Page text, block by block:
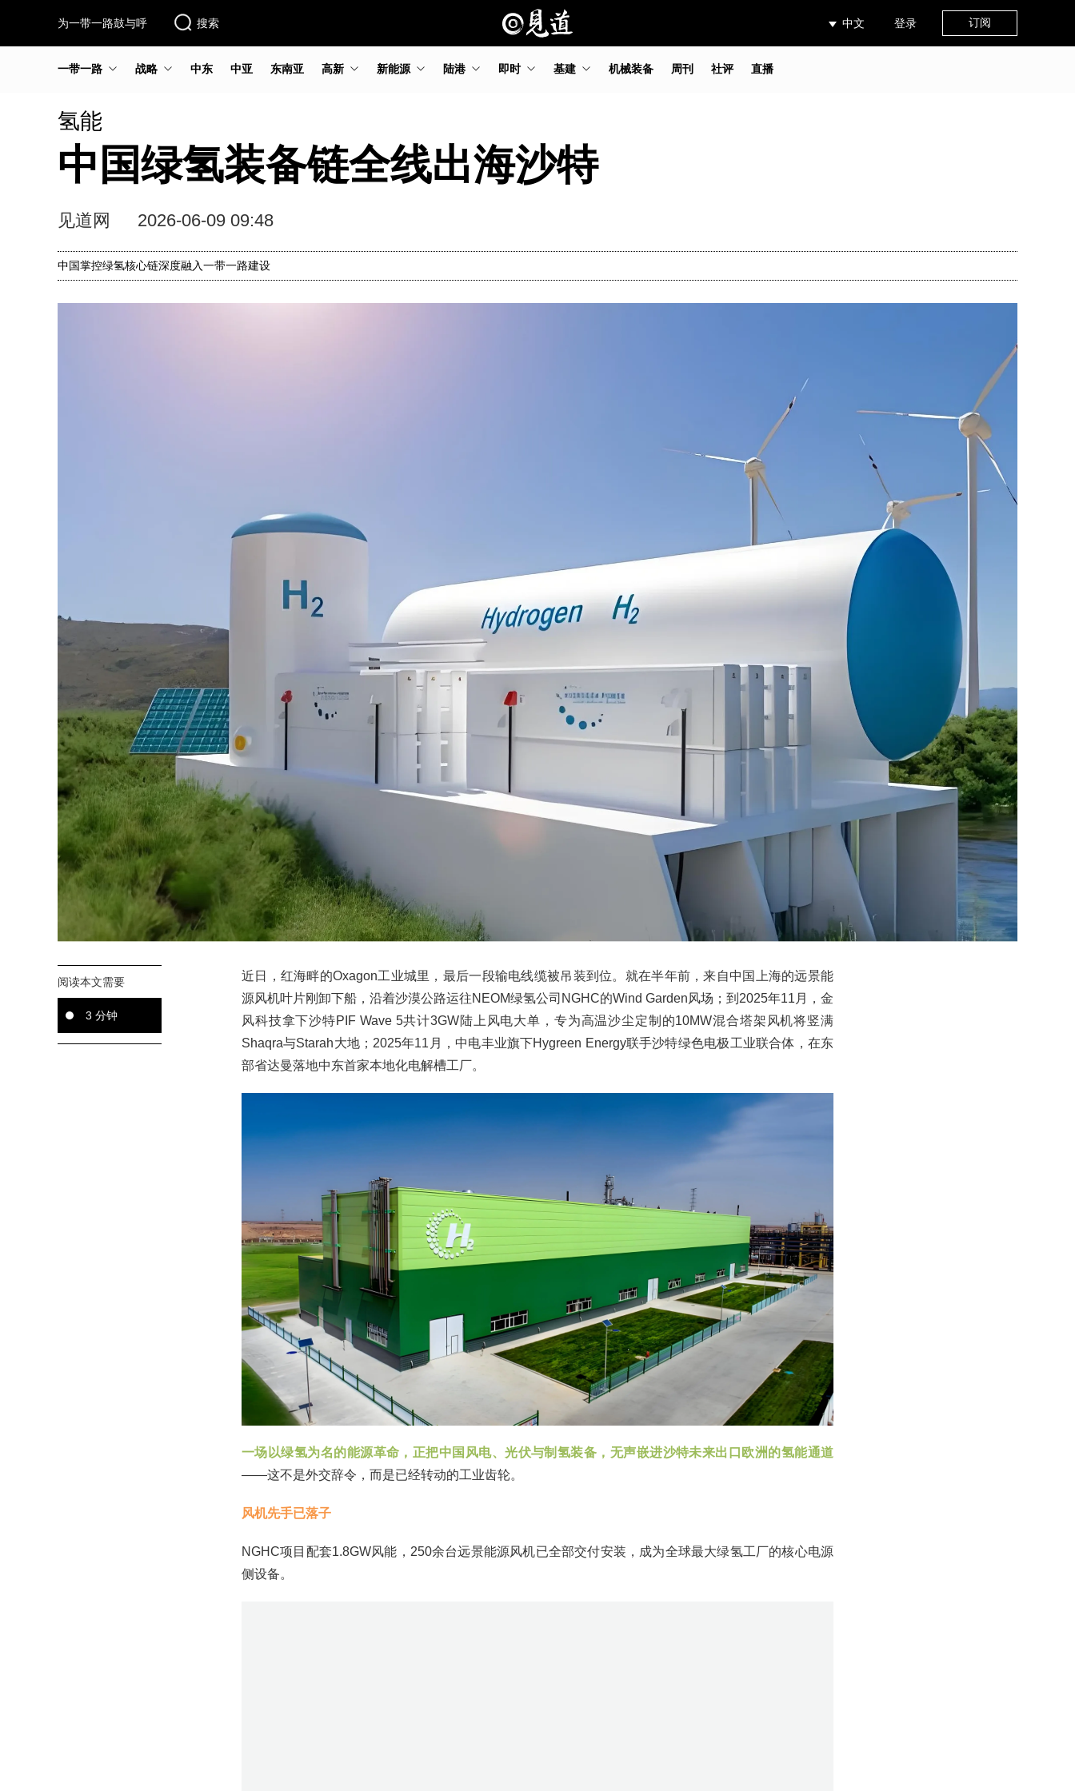
为一带一路鼓与呼 搜索 中文 登录 订阅
一带一路 战略 中东 中亚 东南亚 高新 新能源 陆港 即时 基建 机械装备 周刊 社评 直播
氢能
中国绿氢装备链全线出海沙特
见道网 2026-06-09 09:48
中国掌控绿氢核心链深度融入一带一路建设
阅读本文需要
3 分钟
近日，红海畔的Oxagon工业城里，最后一段输电线缆被吊装到位。就在半年前，来自中国上海的远景能
源风机叶片刚卸下船，沿着沙漠公路运往NEOM绿氢公司NGHC的Wind Garden风场；到2025年11月，金
风科技拿下沙特PIF Wave 5共计3GW陆上风电大单，专为高温沙尘定制的10MW混合塔架风机将竖满
Shaqra与Starah大地；2025年11月，中电丰业旗下Hygreen Energy联手沙特绿色电极工业联合体，在东
部省达曼落地中东首家本地化电解槽工厂。
一场以绿氢为名的能源革命，正把中国风电、光伏与制氢装备，无声嵌进沙特未来出口欧洲的氢能通道
——这不是外交辞令，而是已经转动的工业齿轮。
风机先手已落子
NGHC项目配套1.8GW风能，250余台远景能源风机已全部交付安装，成为全球最大绿氢工厂的核心电源
侧设备。